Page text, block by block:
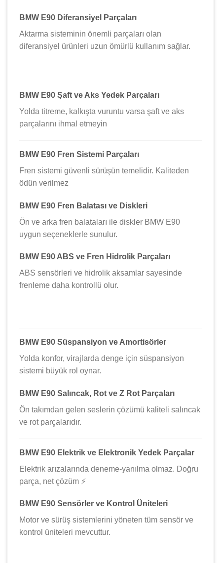
BMW E90 Diferansiyel Parçaları
Aktarma sisteminin önemli parçaları olan
diferansiyel ürünleri uzun ömürlü kullanım sağlar.
BMW E90 Şaft ve Aks Yedek Parçaları
Yolda titreme, kalkışta vuruntu varsa şaft ve aks
parçalarını ihmal etmeyin
BMW E90 Fren Sistemi Parçaları
Fren sistemi güvenli sürüşün temelidir. Kaliteden
ödün verilmez
BMW E90 Fren Balatası ve Diskleri
Ön ve arka fren balataları ile diskler BMW E90
uygun seçeneklerle sunulur.
BMW E90 ABS ve Fren Hidrolik Parçaları
ABS sensörleri ve hidrolik aksamlar sayesinde
frenleme daha kontrollü olur.
BMW E90 Süspansiyon ve Amortisörler
Yolda konfor, virajlarda denge için süspansiyon
sistemi büyük rol oynar.
BMW E90 Salıncak, Rot ve Z Rot Parçaları
Ön takımdan gelen seslerin çözümü kaliteli salıncak
ve rot parçalarıdır.
BMW E90 Elektrik ve Elektronik Yedek Parçalar
Elektrik arızalarında deneme-yanılma olmaz. Doğru
parça, net çözüm ⚡
BMW E90 Sensörler ve Kontrol Üniteleri
Motor ve sürüş sistemlerini yöneten tüm sensör ve
kontrol üniteleri mevcuttur.